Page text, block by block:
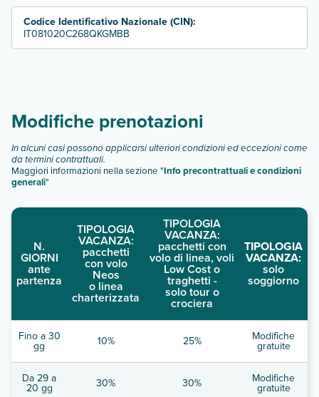
Codice Identificativo Nazionale (CIN):
IT081020C268QKGMBB
Modifiche prenotazioni
In alcuni casi possono applicarsi ulteriori condizioni ed eccezioni come
da termini contrattuali.
Maggiori informazioni nella sezione "Info precontrattuali e condizioni
generali"
N.
GIORNI
ante
partenza
TIPOLOGIA
VACANZA:
pacchetti
con volo
Neos
o linea
charterizzata
TIPOLOGIA
VACANZA:
pacchetti con
volo di linea, voli
Low Cost o
traghetti -
solo tour o
crociera
TIPOLOGIA
VACANZA:
solo
soggiorno
Fino a 30
gg 10% 25% Modifiche
gratuite
Da 29 a
20 gg 30% 30% Modifiche
gratuite